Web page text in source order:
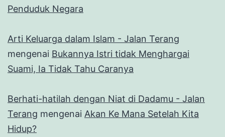
Penduduk Negara
Arti Keluarga dalam Islam - Jalan Terang
mengenai Bukannya Istri tidak Menghargai
Suami, Ia Tidak Tahu Caranya
Berhati-hatilah dengan Niat di Dadamu - Jalan
Terang mengenai Akan Ke Mana Setelah Kita
Hidup?